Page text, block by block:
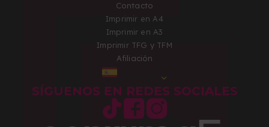
Contacto
Imprimir en A4
Imprimir en A3
Imprimir TFG y TFM
Afiliación
SÍGUENOS EN REDES SOCIALES